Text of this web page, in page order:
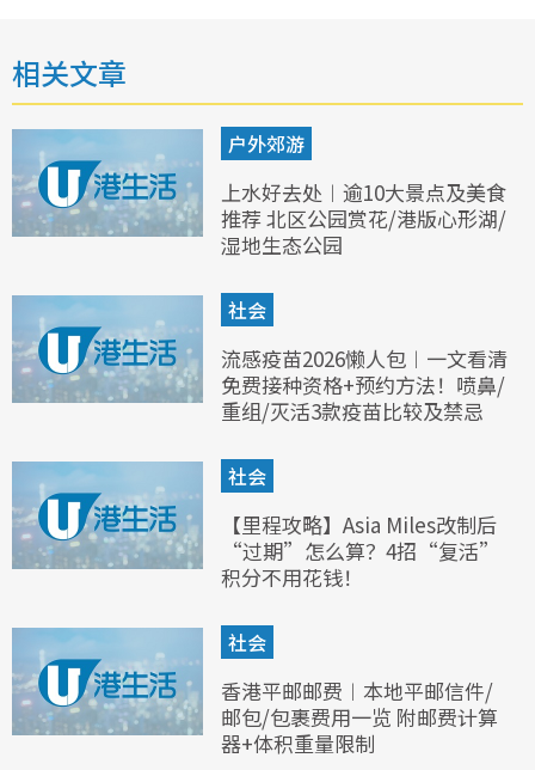
相关文章
户外郊游
上水好去处︱逾10大景点及美食
推荐 北区公园赏花/港版心形湖/
湿地生态公园
社会
流感疫苗2026懒人包︱一文看清
免费接种资格+预约方法！喷鼻/
重组/灭活3款疫苗比较及禁忌
社会
【里程攻略】Asia Miles改制后
“过期”怎么算？4招“复活”
积分不用花钱！
社会
香港平邮邮费︱本地平邮信件/
邮包/包裹费用一览 附邮费计算
器+体积重量限制